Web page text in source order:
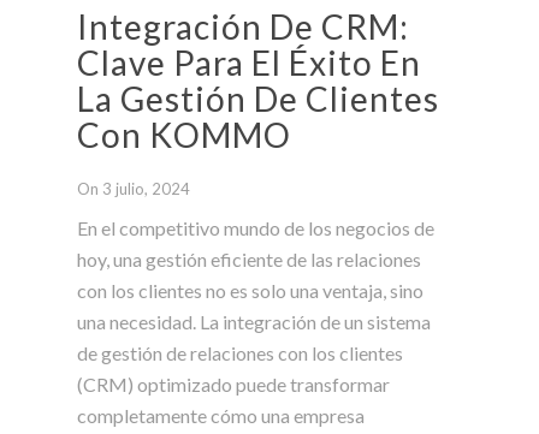
Integración De CRM:
Clave Para El Éxito En
La Gestión De Clientes
Con KOMMO
On 3 julio, 2024
En el competitivo mundo de los negocios de
hoy, una gestión eficiente de las relaciones
con los clientes no es solo una ventaja, sino
una necesidad. La integración de un sistema
de gestión de relaciones con los clientes
(CRM) optimizado puede transformar
completamente cómo una empresa